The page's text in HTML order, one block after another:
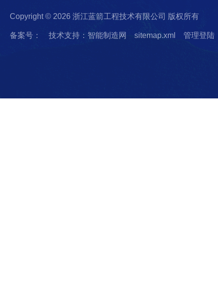
Copyright © 2026 浙江蓝箭工程技术有限公司 版权所有
备案号： 技术支持：智能制造网 sitemap.xml 管理登陆